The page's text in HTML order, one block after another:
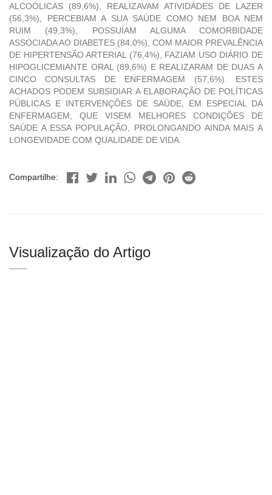
ALCOÓLICAS (89,6%), REALIZAVAM ATIVIDADES DE LAZER
(56,3%), PERCEBIAM A SUA SAÚDE COMO NEM BOA NEM
RUIM (49,3%), POSSUÍAM ALGUMA COMORBIDADE
ASSOCIADA AO DIABETES (84,0%), COM MAIOR PREVALÊNCIA
DE HIPERTENSÃO ARTERIAL (76,4%), FAZIAM USO DIÁRIO DE
HIPOGLICEMIANTE ORAL (89,6%) E REALIZARAM DE DUAS A
CINCO CONSULTAS DE ENFERMAGEM (57,6%). ESTES
ACHADOS PODEM SUBSIDIAR A ELABORAÇÃO DE POLÍTICAS
PÚBLICAS E INTERVENÇÕES DE SAÚDE, EM ESPECIAL DA
ENFERMAGEM, QUE VISEM MELHORES CONDIÇÕES DE
SAÚDE A ESSA POPULAÇÃO, PROLONGANDO AINDA MAIS A
LONGEVIDADE COM QUALIDADE DE VIDA.
Compartilhe:
Visualização do Artigo